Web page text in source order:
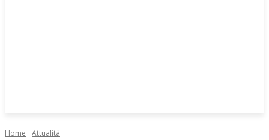
Home Attualità